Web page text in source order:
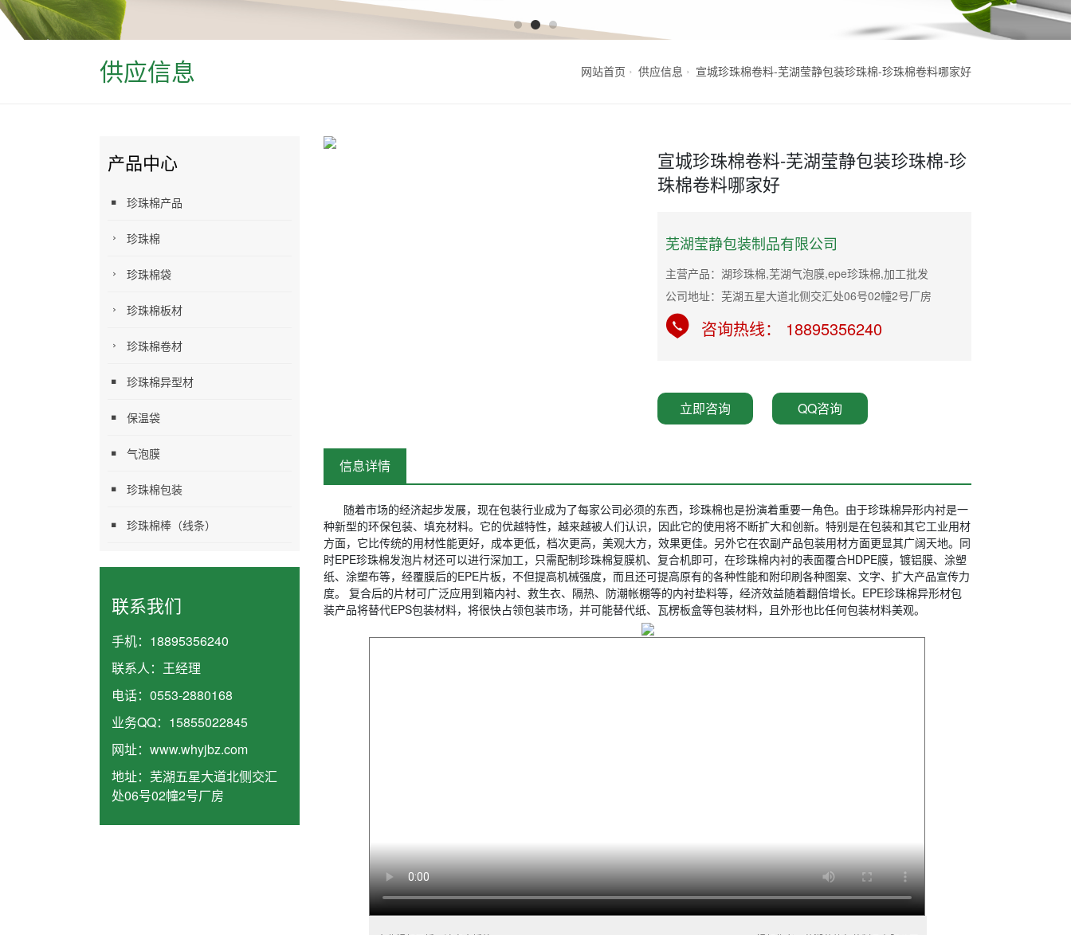
供应信息 网站首页 供应信息 宣城珍珠棉卷料-芜湖莹静包装珍珠棉-珍珠棉卷料哪家好
产品中心
珍珠棉产品
珍珠棉
珍珠棉袋
珍珠棉板材
珍珠棉卷材
珍珠棉异型材
保温袋
气泡膜
珍珠棉包装
珍珠棉棒（线条）
联系我们
手机： 18895356240
联系人： 王经理
电话： 0553-2880168
业务QQ： 15855022845
网址： www.whyjbz.com
地址： 芜湖五星大道北侧交汇
处06号02幢2号厂房
宣城珍珠棉卷料-芜湖莹静包装珍珠棉-珍
珠棉卷料哪家好
芜湖莹静包装制品有限公司
主营产品：湖珍珠棉,芜湖气泡膜,epe珍珠棉,加工批发
公司地址：芜湖五星大道北侧交汇处06号02幢2号厂房
咨询热线： 18895356240
立即咨询 QQ咨询
信息详情
随着市场的经济起步发展，现在包装行业成为了每家公司必须的东西，珍珠棉也是扮演着重要一角色。由于珍珠棉异形内衬是一
种新型的环保包装、填充材料。它的优越特性，越来越被人们认识，因此它的使用将不断扩大和创新。特别是在包装和其它工业用材
方面，它比传统的用材性能更好，成本更低，档次更高，美观大方，效果更佳。另外它在农副产品包装用材方面更显其广阔天地。同
时EPE珍珠棉发泡片材还可以进行深加工，只需配制珍珠棉复膜机、复合机即可，在珍珠棉内衬的表面覆合HDPE膜，镀铝膜、涂塑
纸、涂塑布等，经覆膜后的EPE片板，不但提高机械强度，而且还可提高原有的各种性能和附印刷各种图案、文字、扩大产品宣传力
度。 复合后的片材可广泛应用到箱内衬、救生衣、隔热、防潮帐棚等的内衬垫料等，经济效益随着翻倍增长。EPE珍珠棉异形材包
装产品将替代EPS包装材料，将很快占领包装市场，并可能替代纸、瓦楞板盒等包装材料，且外形也比任何包装材料美观。